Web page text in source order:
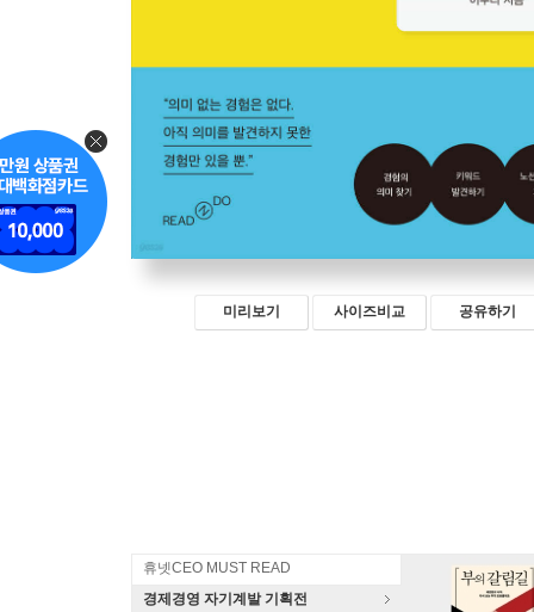
미리보기 사이즈비교 공유하기
휴넷CEO MUST READ
경제경영 자기계발 기획전